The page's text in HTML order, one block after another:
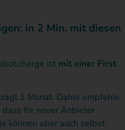
in 2 Min. mit diesen
ist mit einer First
1 Monat. Daher empfehle
Ihr neuer Anbieter
können aber auch selbst